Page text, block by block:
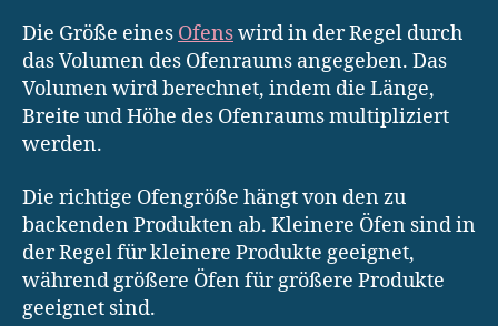
Die Größe eines Ofenswird in der Regel durch
das Volumen des Ofenraums angegeben. Das
Volumen wird berechnet, indem die Länge,
Breite und Höhe des Ofenraums multipliziert
werden.
Die richtige Ofengröße hängt von den zu
backenden Produkten ab. Kleinere Öfen sind in
der Regel für kleinere Produkte geeignet,
während größere Öfen für größere Produkte
geeignet sind.